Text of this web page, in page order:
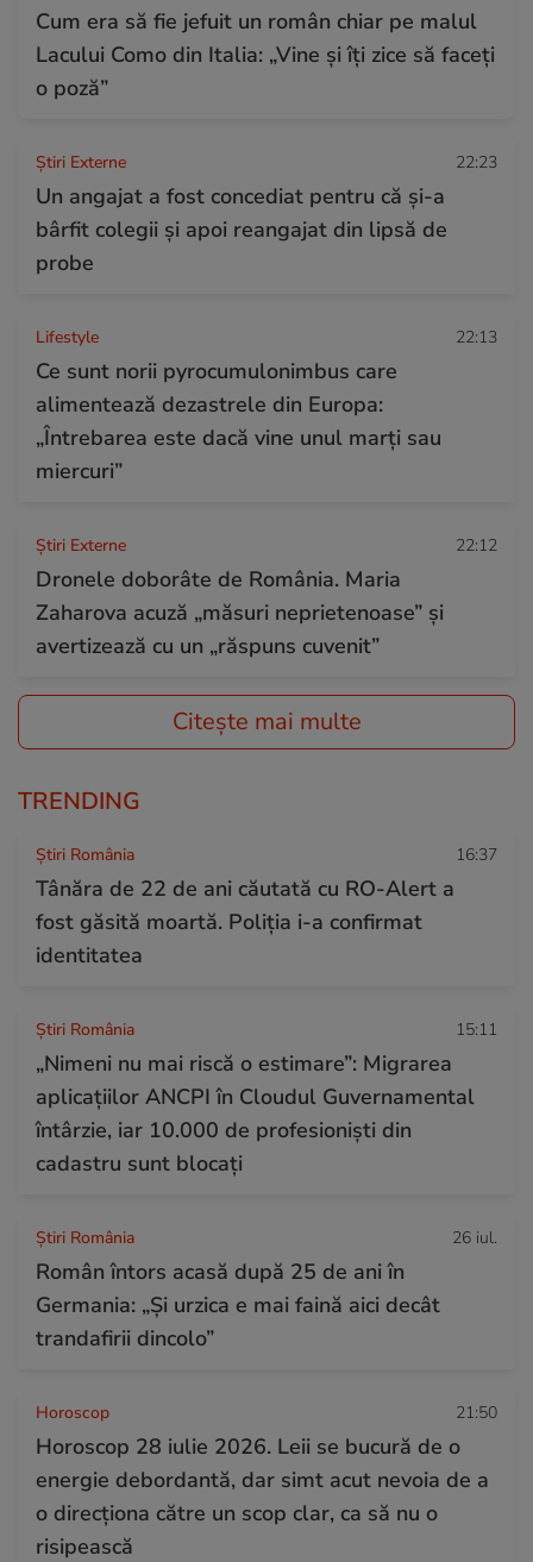
Cum era să fie jefuit un român chiar pe malul
Lacului Como din Italia: „Vine și îți zice să faceți
o poză”
Știri Externe 22:23
Un angajat a fost concediat pentru că și-a
bârfit colegii și apoi reangajat din lipsă de
probe
Lifestyle 22:13
Ce sunt norii pyrocumulonimbus care
alimentează dezastrele din Europa:
„Întrebarea este dacă vine unul marți sau
miercuri”
Știri Externe 22:12
Dronele doborâte de România. Maria
Zaharova acuză „măsuri neprietenoase” și
avertizează cu un „răspuns cuvenit”
Citește mai multe
TRENDING
Știri România 16:37
Tânăra de 22 de ani căutată cu RO-Alert a
fost găsită moartă. Poliția i-a confirmat
identitatea
Știri România 15:11
„Nimeni nu mai riscă o estimare”: Migrarea
aplicațiilor ANCPI în Cloudul Guvernamental
întârzie, iar 10.000 de profesioniști din
cadastru sunt blocați
Știri România 26 iul.
Român întors acasă după 25 de ani în
Germania: „Și urzica e mai faină aici decât
trandafirii dincolo”
Horoscop 21:50
Horoscop 28 iulie 2026. Leii se bucură de o
energie debordantă, dar simt acut nevoia de a
o direcționa către un scop clar, ca să nu o
risipească